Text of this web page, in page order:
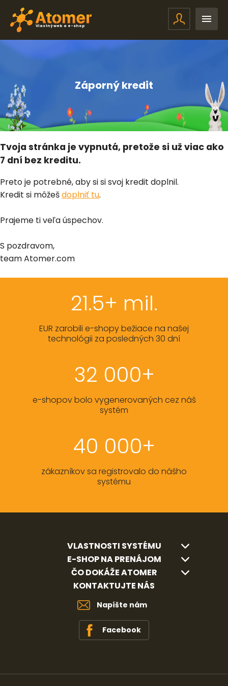
Vlastný web a e-shop
Záporný kredit
Tvoja stránka je vypnutá, pretože si už viac ako
7 dní bez kreditu.
Preto je potrebné, aby si si svoj kredit doplnil.
Kredit si môžešdoplniť tu.
Prajeme ti veľa úspechov.
S pozdravom,
team Atomer.com
21.5+ mil.
EUR zarobili e-shopy bežiace na našej
technológii za posledných 30 dní
32 000+
e-shopov bolo vygenerovaných cez náš
systém
40 000+
zákazníkov sa registrovalo do nášho
systému
VLASTNOSTI SYSTÉMU
E-SHOP NA PRENÁJOM
ČO DOKÁŽE ATOMER
KONTAKTUJTE NÁS
Napíšte nám
Facebook